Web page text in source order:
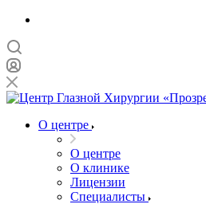
О центре
О центре
О клинике
Лицензии
Специалисты